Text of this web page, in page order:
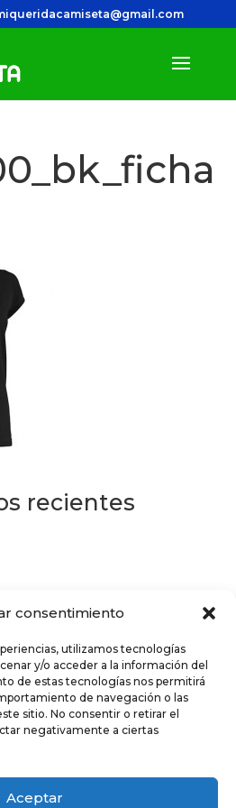
consentimiento
utilizamos tecnologías
y/o acceder a la información del
de estas tecnologías nos permitirá
de navegación o las
sitio. No consentir o retirar el
negativamente a ciertas
Aceptar
recientes